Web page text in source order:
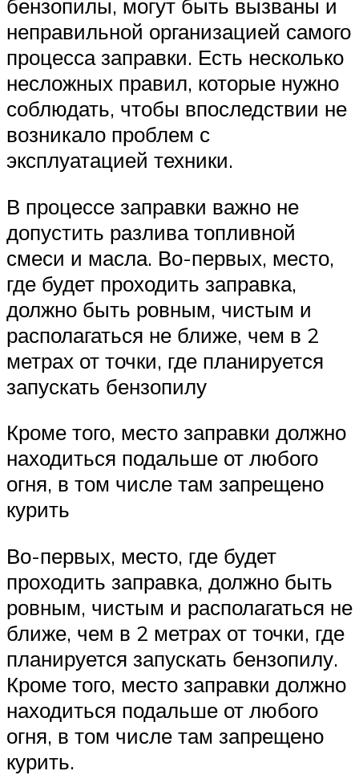
бензопилы, могут быть вызваны и
неправильной организацией самого
процесса заправки. Есть несколько
несложных правил, которые нужно
соблюдать, чтобы впоследствии не
возникало проблем с
эксплуатацией техники.
В процессе заправки важно не
допустить разлива топливной
смеси и масла. Во-первых, место,
где будет проходить заправка,
должно быть ровным, чистым и
располагаться не ближе, чем в 2
метрах от точки, где планируется
запускать бензопилу
Кроме того, место заправки должно
находиться подальше от любого
огня, в том числе там запрещено
курить
Во-первых, место, где будет
проходить заправка, должно быть
ровным, чистым и располагаться не
ближе, чем в 2 метрах от точки, где
планируется запускать бензопилу.
Кроме того, место заправки должно
находиться подальше от любого
огня, в том числе там запрещено
курить.